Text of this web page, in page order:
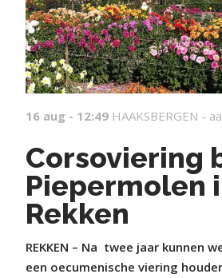
16 aug - 12:49 HAAKSBERGEN -
Corsoviering
Piepermolen
Rekken
REKKEN – Na twee jaar kunnen
een oecumenische viering